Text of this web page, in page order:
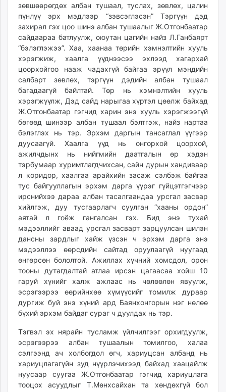
зөвшөөрөгдөх албан тушаал, туслах, зөвлөх, цалин
пүнлүү эрх мэдлээр “зэвсэглэсэн” Тэргүүн дэд
захирал гэх цоо шинэ албан тушаалыг Ж.Отгонбаатар
сайдаараа батлуулж, оюутан цагийн найз Л.Ганбаярт
“бэлэглэжээ”. Хаа, хаанаа төрийн хэмнэлтийн хууль
хэрэгжиж, хаалга үүднээсээ эхлээд хагархай
цоорхойгоо нааж чадахгүй байгаа эрүүл мэндийн
салбарт зөвлөх, тэргүүн дэдийн албан тушаал
багадаагүй байлтай. Төр нь хэмнэлтийн хууль
хэрэгжүүлж, Дэд сайд нарыгаа хүртэл цөөлж байхад
Ж.Отгонбаатар гэгчид харин энэ хууль хэрэгжээгүй
бөгөөд шинээр албан тушаал бэлтгэж, найз нартаа
бэлэглэх нь тэр. Эрхэм даргын тансаглал үүгээр
дуусаагүй. Хаалга үүд нь онгорхой цоорхой,
ажилчдынх нь нийгмийн даатгалын өр хэдэн
тэрбумаар хуримтлагдчихсан, сайн дурын хандиваар
л коридор, хаалгаа арайхийн засаж сэлбэж байгаа
тус байгууллагын эрхэм дарга үүрэг гүйцэтгэгчээр
ирснийхээ дараа албан тасалгаандаа урсгал засвар
хийлгэж, дуу тусгаарлагч суулган “хааны ордон”
аятай л гоёж гангалсан гэх. Бид энэ тухай
мэдээллийг аваад урсгал засварт зарцуулсан шилэн
дансны зардлыг хайж үзсэн ч эрхэм дарга энэ
мэдээллээ өөрсдийн сайтад оруулаагүй нуугаад
өнгөрсөн бололтой. Ажиллах хүчний хомсдол, орон
тооны дутагдалтай атлаа ирсэн цагаасаа хойш 10
гаруй хүнийг халж ажлаас нь чөлөөлөн явуулж,
эсрэгээрээ өөрийнхөө хүмүүсийг томилж дураар
дургиж буй энэ хүний ард Баянхонгорын нэг нөлөө
бүхий эрхэм байдаг сураг ч дуулдах нь тэр.
Тэгвэл эх нярайн тусламж үйлчилгээг орхигдуулж,
эсрэгээрээ албан тушаалын томилгоо, халаа
сэлгээнд ач холбогдол өгч, хариуцсан албанд нь
хариуцлагагүйн зуд нүүрлэчихээд байхад хаацайлж
нуусаар суугаа Ж.Отгонбаатар гэгчид хариуцлага
тооцох асуудлыг Т.Мөнхсайхан та хөндөхгүй бол